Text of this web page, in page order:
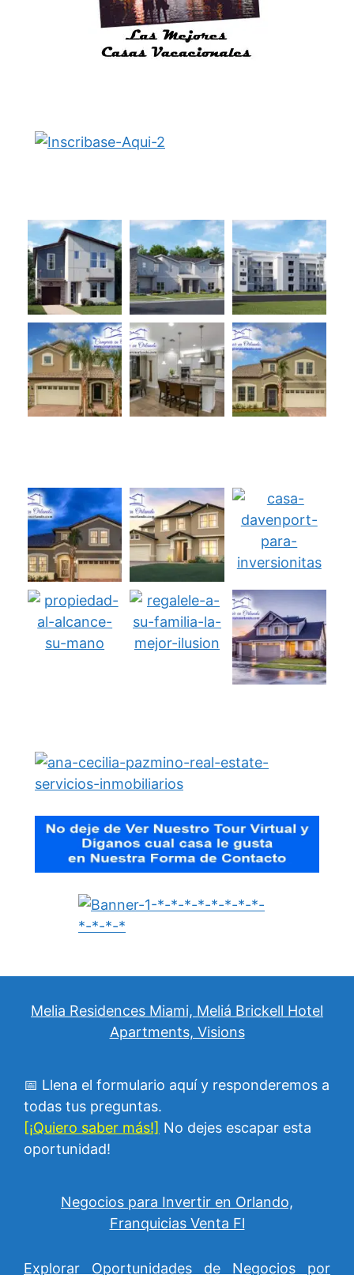
Melia Residences Miami, Meliá Brickell Hotel
Apartments, Visions
📅 Llena el formulario aquí y responderemos a
todas tus preguntas.
[¡Quiero saber más!] No dejes escapar esta
oportunidad!
Negocios para Invertir en Orlando,
Franquicias Venta Fl
Explorar Oportunidades de Negocios por